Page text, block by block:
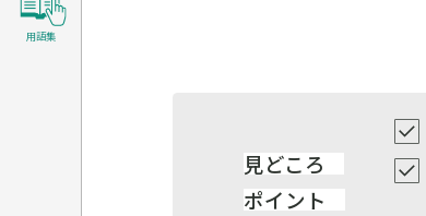
用語集
見どころ
ポイント